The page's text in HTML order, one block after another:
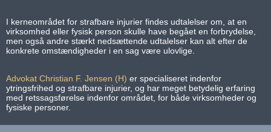
I kerneområdet for strafbare injurier findes udtalelser om, at en
virksomhed eller fysisk person skulle have begået en forbrydelse,
men også andre stærkt nedsættende udtalelser kan alt efter de
konkrete omstændigheder i en sag være ulovlige.
Advokat Christian F. Jensen (H) er specialiseret indenfor
ytringsfrihed og strafbare injurier, og har meget betydelig erfaring
med retssagsførelse indenfor området, for både virksomheder og
fysiske personer.